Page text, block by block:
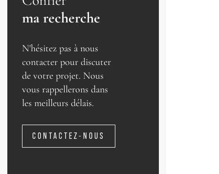
ma recherche
N'hésitez pas à nous
contacter pour discuter
de votre projet. Nous
vous rappellerons dans
les meilleurs délais.
CONTACTEZ-NOUS